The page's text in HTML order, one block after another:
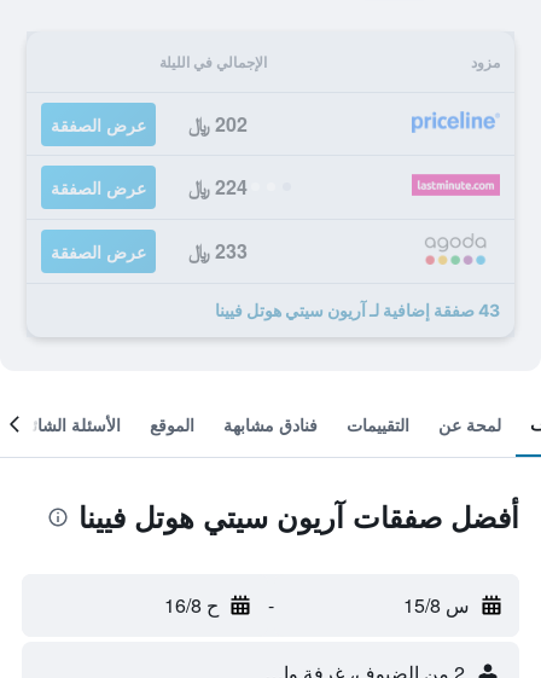
مزود الإجمالي في الليلة
202 ﷼ عرض الصفقة
224 ﷼ عرض الصفقة
233 ﷼ عرض الصفقة
43 صفقة إضافية لـ آريون سيتي هوتل فيينا
لمحة عن التقييمات فنادق مشابهة الموقع الأسئلة الشائعة
أفضل صفقات آريون سيتي هوتل فيينا
س 15/8 - ح 16/8